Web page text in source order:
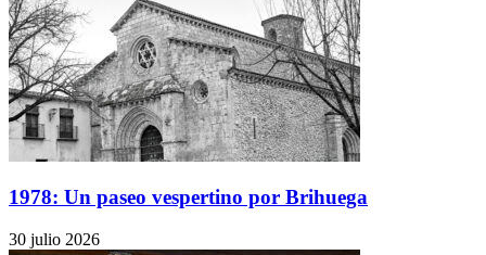
1978: Un paseo vespertino por Brihuega
30 julio 2026